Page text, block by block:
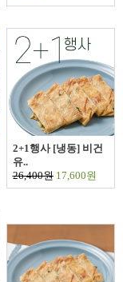
2+1행사 [냉동] 비건
유..
26,400원17,600원